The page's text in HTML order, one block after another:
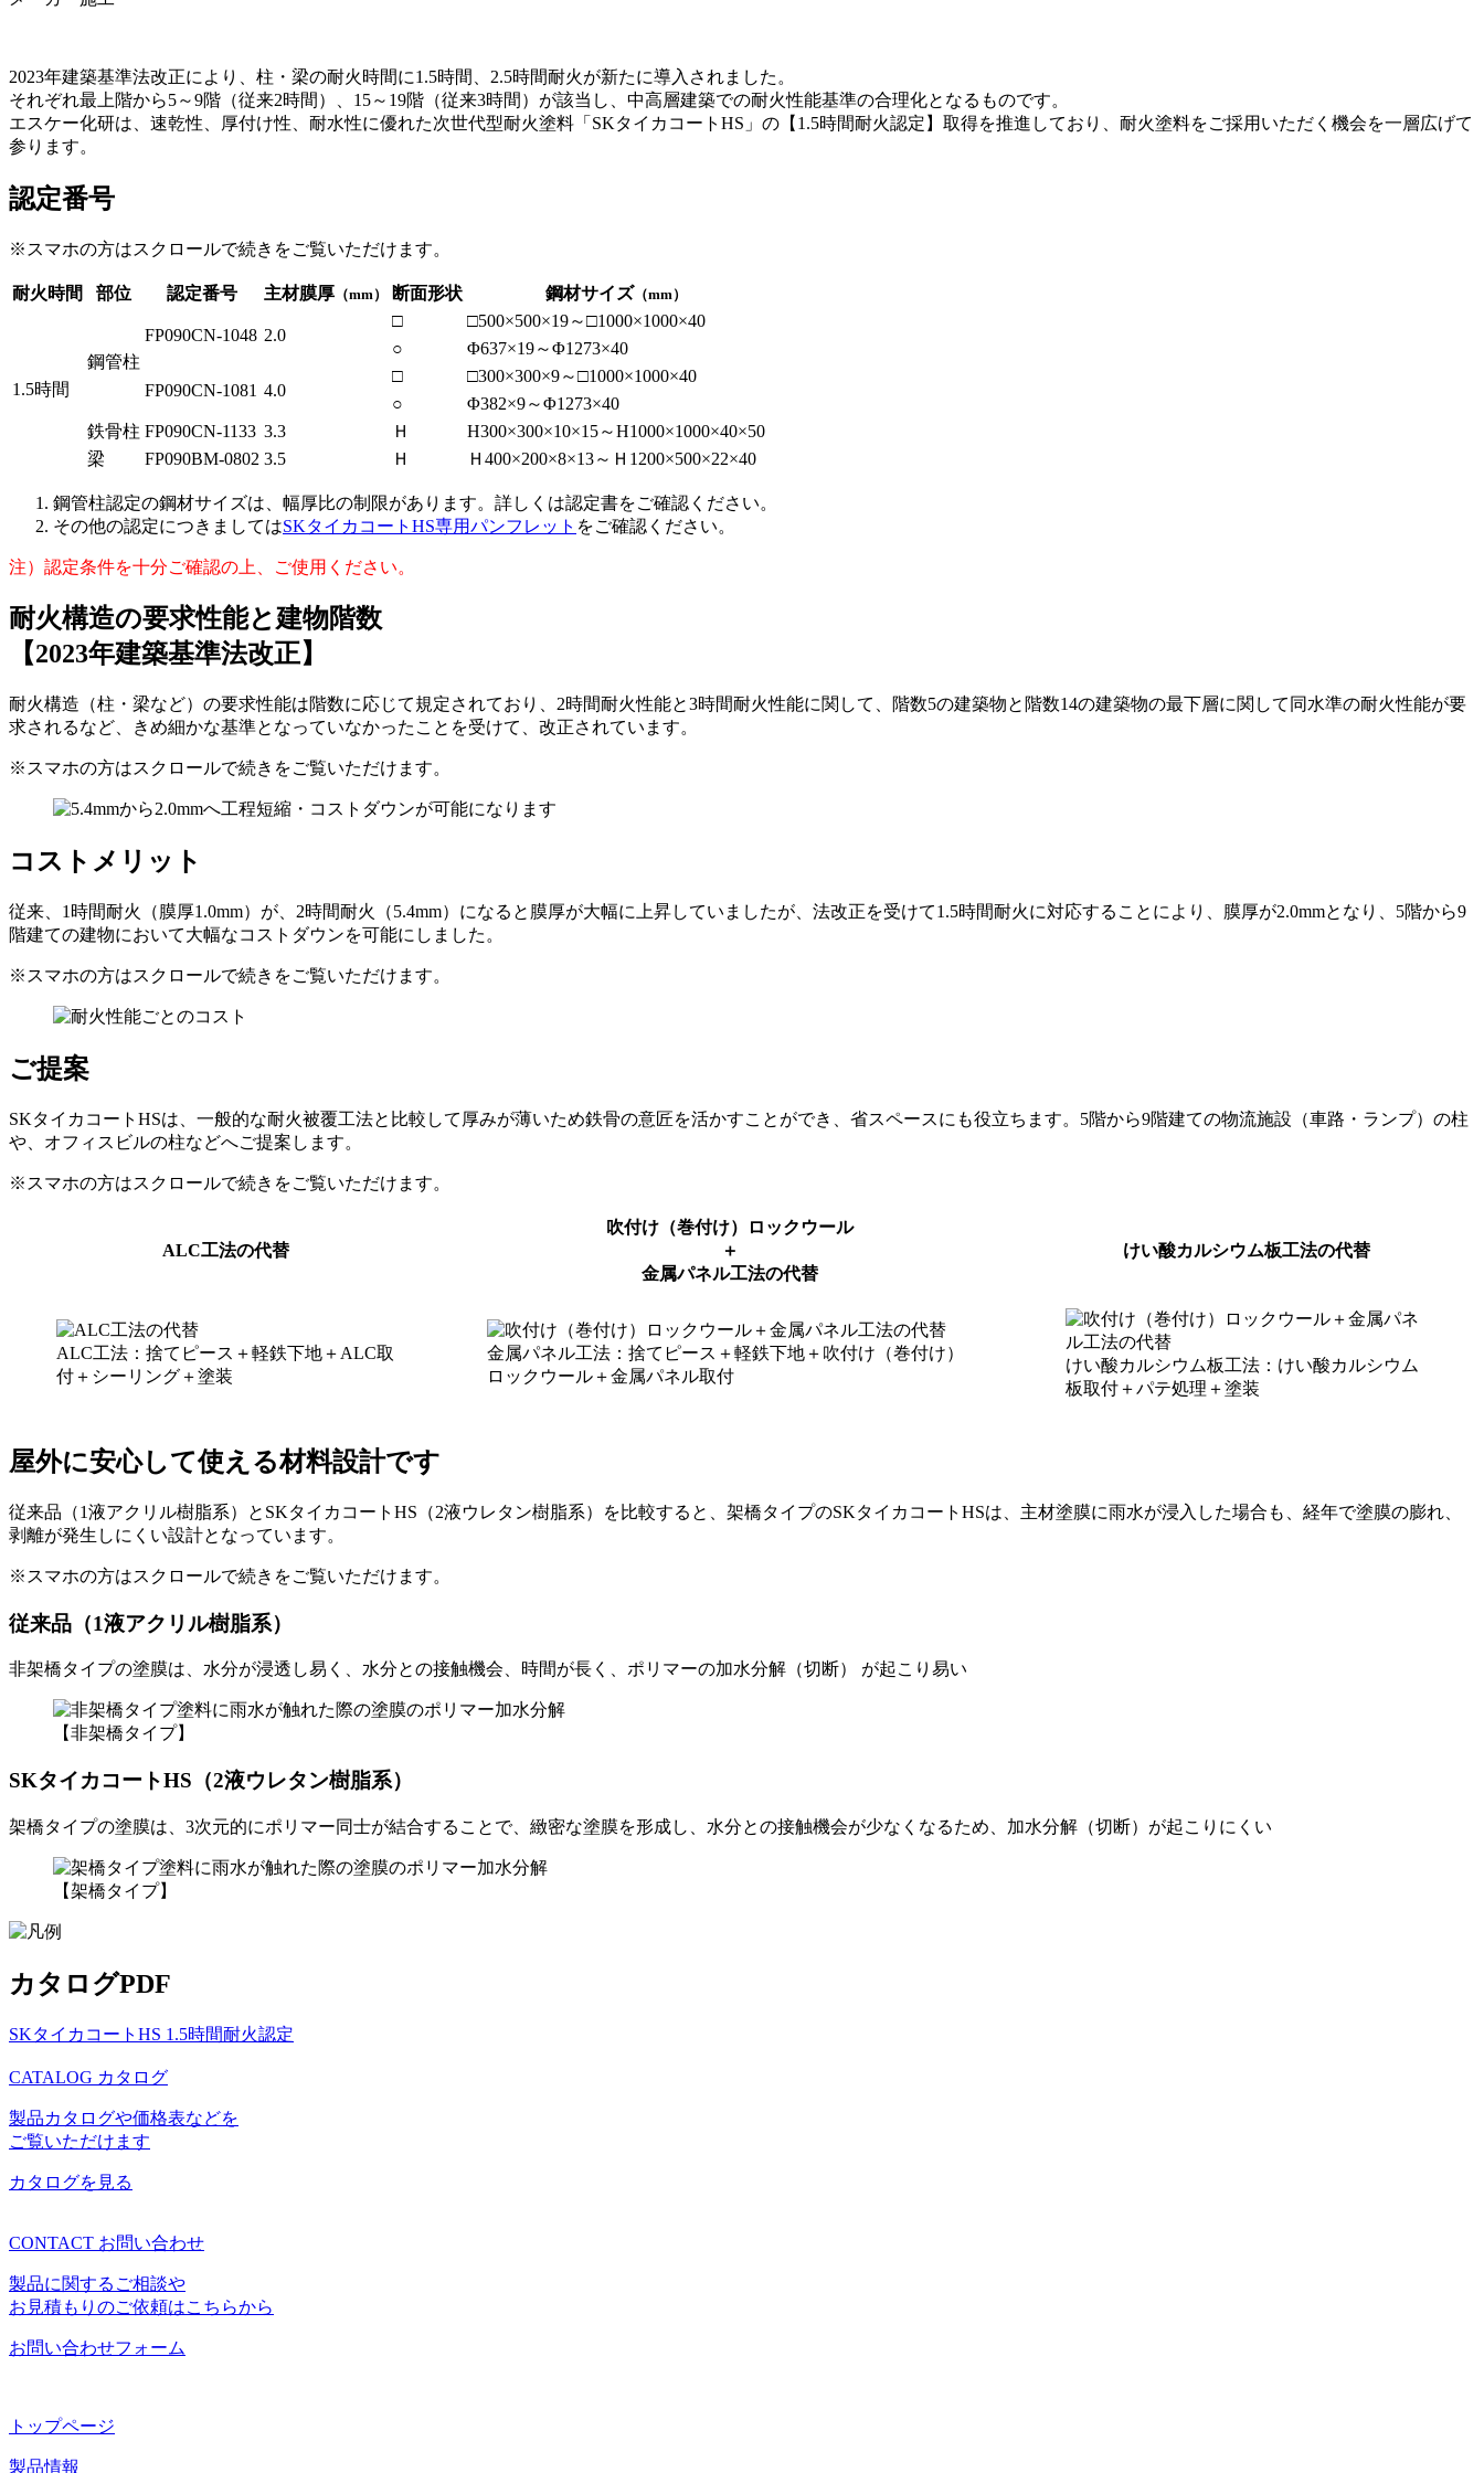
2023年建築基準法改正により、柱・梁の耐火時間に1.5時間、2.5時間耐火が新たに導入されました。
それぞれ最上階から5～9階（従来2時間）、15～19階（従来3時間）が該当し、中高層建築での耐火性能基準の合理化となるものです。
エスケー化研は、速乾性、厚付け性、耐水性に優れた次世代型耐火塗料「SKタイカコートHS」の【1.5時間耐火認定】取得を推進しており、耐火塗料をご採用いただく機会を一層広げて
参ります。
認定番号
※スマホの方はスクロールで続きをご覧いただけます。
耐火時間 部位 認定番号 主材膜厚 （mm） 断面形状 鋼材サイズ （mm）
1.5時間
鋼管柱
FP090CN-1048 2.0
□
□500×500×19～□1000×1000×40
○
Φ637×19～Φ1273×40
FP090CN-1081 4.0
□
□300×300×9～□1000×1000×40
○
Φ382×9～Φ1273×40
鉄骨柱 FP090CN-1133 3.3 Ｈ
H300×300×10×15～H1000×1000×40×50
梁
FP090BM-0802 3.5 Ｈ Ｈ400×200×8×13～Ｈ1200×500×22×40
鋼管柱認定の鋼材サイズは、幅厚比の制限があります。詳しくは認定書をご確認ください。
その他の認定につきましてはSKタイカコートHS専用パンフレット をご確認ください。
注）認定条件を十分ご確認の上、ご使用ください。
耐火構造の要求性能と建物階数
【2023年建築基準法改正】
耐火構造（柱・梁など）の要求性能は階数に応じて規定されており、2時間耐火性能と3時間耐火性能に関して、階数5の建築物と階数14の建築物の最下層に関して同水準の耐火性能が要
求されるなど、きめ細かな基準となっていなかったことを受けて、改正されています。
※スマホの方はスクロールで続きをご覧いただけます。
コストメリット
従来、1時間耐火（膜厚1.0mm）が、2時間耐火（5.4mm）になると膜厚が大幅に上昇していましたが、法改正を受けて1.5時間耐火に対応することにより、膜厚が2.0mmとなり、5階から9
階建ての建物において大幅なコストダウンを可能にしました。
※スマホの方はスクロールで続きをご覧いただけます。
ご提案
SKタイカコートHSは、一般的な耐火被覆工法と比較して厚みが薄いため鉄骨の意匠を活かすことができ、省スペースにも役立ちます。5階から9階建ての物流施設（車路・ランプ）の柱
や、オフィスビルの柱などへご提案します。
※スマホの方はスクロールで続きをご覧いただけます。
ALC工法の代替
吹付け（巻付け）ロックウール
＋
金属パネル工法の代替
けい酸カルシウム板工法の代替
ALC工法：捨てピース＋軽鉄下地＋ALC取
付＋シーリング＋塗装
金属パネル工法：捨てピース＋軽鉄下地＋吹付け（巻付け）
ロックウール＋金属パネル取付
けい酸カルシウム板工法：けい酸カルシウム
板取付＋パテ処理＋塗装
屋外に安心して使える材料設計です
従来品（1液アクリル樹脂系）とSKタイカコートHS（2液ウレタン樹脂系）を比較すると、架橋タイプのSKタイカコートHSは、主材塗膜に雨水が浸入した場合も、経年で塗膜の膨れ、
剥離が発生しにくい設計となっています。
※スマホの方はスクロールで続きをご覧いただけます。
従来品（1液アクリル樹脂系）
非架橋タイプの塗膜は、水分が浸透し易く、水分との接触機会、時間が長く、ポリマーの加水分解（切断） が起こり易い
【非架橋タイプ】
SKタイカコートHS（2液ウレタン樹脂系）
架橋タイプの塗膜は、3次元的にポリマー同士が結合することで、緻密な塗膜を形成し、水分との接触機会が少なくなるため、加水分解（切断）が起こりにくい
【架橋タイプ】
カタログPDF
SKタイカコートHS 1.5時間耐火認定
CATALOG カタログ
製品カタログや価格表などを
ご覧いただけます
カタログを見る
CONTACT お問い合わせ
製品に関するご相談や
お見積もりのご依頼はこちらから
お問い合わせフォーム
トップページ
製品情報